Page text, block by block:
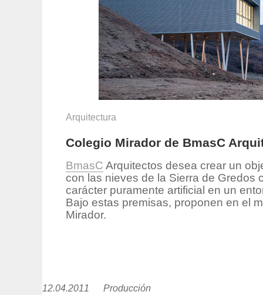
Arquitectura
Colegio Mirador de BmasC
BmasC Arquitectos desea crear un
con las nieves de la Sierra de Gredos
carácter puramente artificial en un
Bajo estas premisas, proponen en el
Mirador.
Publicado
12.04.2011 https://www.experimenta.es/author/
Producción